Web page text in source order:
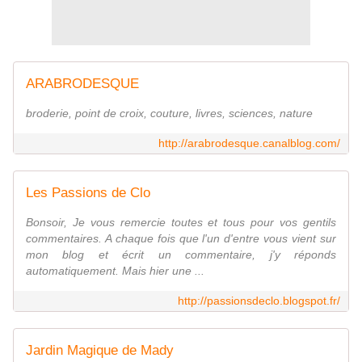
ARABRODESQUE
broderie, point de croix, couture, livres, sciences, nature
http://arabrodesque.canalblog.com/
Les Passions de Clo
Bonsoir, Je vous remercie toutes et tous pour vos gentils
commentaires. A chaque fois que l'un d'entre vous vient sur
mon blog et écrit un commentaire, j'y réponds
automatiquement. Mais hier une ...
http://passionsdeclo.blogspot.fr/
Jardin Magique de Mady